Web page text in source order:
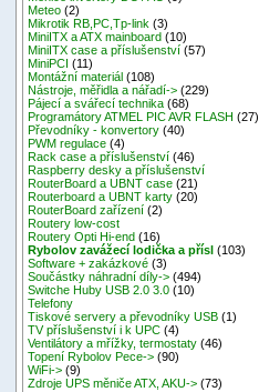
Meteo (2)
Mikrotik RB,PC,Tp-link (3)
MiniITX a ATX mainboard (10)
MiniITX case a příslušenství (57)
MiniPCI (11)
Montážní materiál (108)
Nástroje, měřidla a nářadí-> (229)
Pájecí a svářecí technika (68)
Programátory ATMEL PIC AVR FLASH (27)
Převodníky - konvertory (40)
PWM regulace (4)
Rack case a příslušenství (46)
Raspberry desky a příslušenství
RouterBoard a UBNT case (21)
Routerboard a UBNT karty (20)
RouterBoard zařízení (2)
Routery low-cost
Routery Opti Hi-end (16)
Rybolov zavážecí lodička a přísl (103)
Software + zakázkové (3)
Součástky náhradní díly-> (494)
Switche Huby USB 2.0 3.0 (10)
Telefony
Tiskové servery a převodníky USB (1)
TV příslušenství i k UPC (4)
Ventilátory a mřížky, termostaty (46)
Topení Rybolov Pece-> (90)
WiFi-> (9)
Zdroje UPS měniče ATX, AKU-> (73)